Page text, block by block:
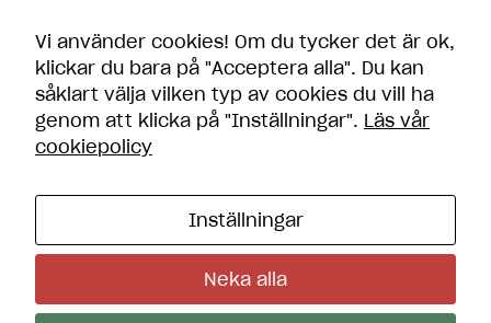
personuppgifter behandlas i enlighet med
integritetspolicyn.
Skicka
Kontakt
Integritetspolicy
Cookie-inställningar
Vi använder cookies! Om du tycker det är ok,
klickar du bara på "Acceptera alla". Du kan
såklart välja vilken typ av cookies du vill ha
genom att klicka på "Inställningar". Läs vår
cookiepolicy
Inställningar
Neka alla
taget ska
fungera.
Statistik
förbättra
hemsidans
uppbyggnad,
baserat på